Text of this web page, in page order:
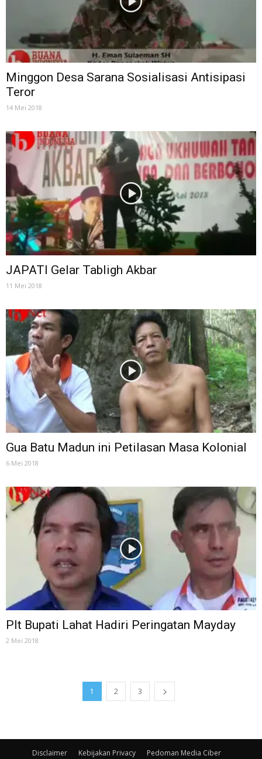
Minggon Desa Sarana Sosialisasi Antisipasi
Teror
14 Mei 2018
JAPATI Gelar Tabligh Akbar
11 Mei 2018
Gua Batu Madun ini Petilasan Masa Kolonial
6 Mei 2018
Plt Bupati Lahat Hadiri Peringatan Mayday
2 Mei 2018
1 2 3
Disclaimer Kebijakan Privacy Pedoman Media Ciber